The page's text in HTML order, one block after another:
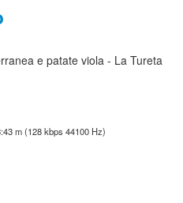
e patate viola - La Tureta
m (128 kbps 44100 Hz)